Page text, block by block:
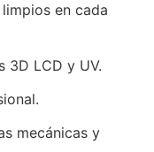
en cada
3D LCD y UV.
mecánicas y